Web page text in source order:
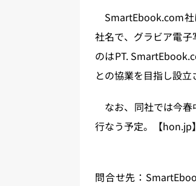
k
SmartEbook.com社
社名で、グラビア電
のはPT.
との協業を目指し設立
なお、同社では今春
行なう予定。【hon.jp】
問合せ先：